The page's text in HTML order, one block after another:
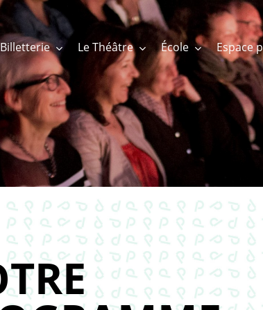
Billetterie Le Théâtre École Espace